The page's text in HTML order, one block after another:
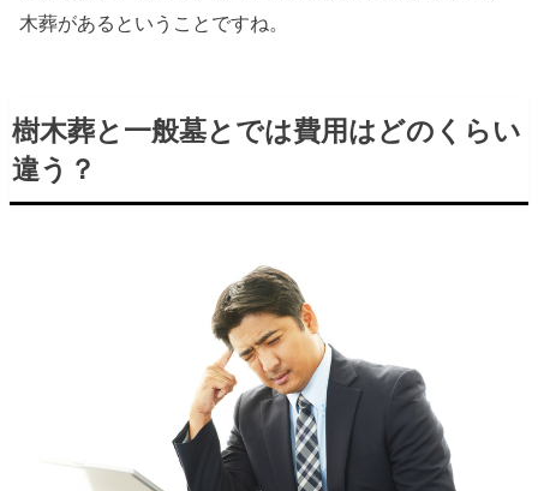
木葬があるということですね。
樹木葬と一般墓とでは費用はどのくらい
違う？